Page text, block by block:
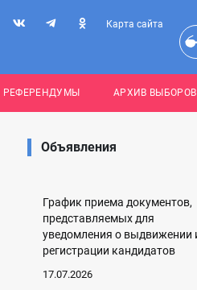
Карта сайта
РЕФЕРЕНДУМЫ АРХИВ ВЫБОРОВ
Объявления
График приема документов,
представляемых для
уведомления о выдвижении
регистрации кандидатов
17.07.2026